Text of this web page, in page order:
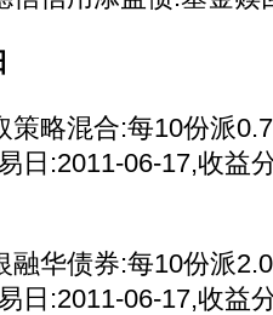
略混合:每10份派
日:2011-06-17,收益
华债券:每10份派
日:2011-06-17,收益